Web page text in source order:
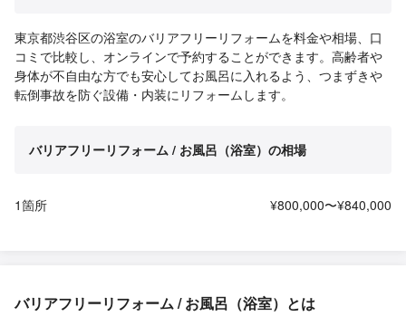
東京都渋谷区の浴室のバリアフリーリフォームを料金や相場、口
コミで比較し、オンラインで予約することができます。高齢者や
身体が不自由な方でも安心してお風呂に入れるよう、つまずきや
転倒事故を防ぐ設備・内装にリフォームします。
バリアフリーリフォーム / お風呂（浴室）の相場
1箇所 ¥800,000〜¥840,000
バリアフリーリフォーム / お風呂（浴室）とは